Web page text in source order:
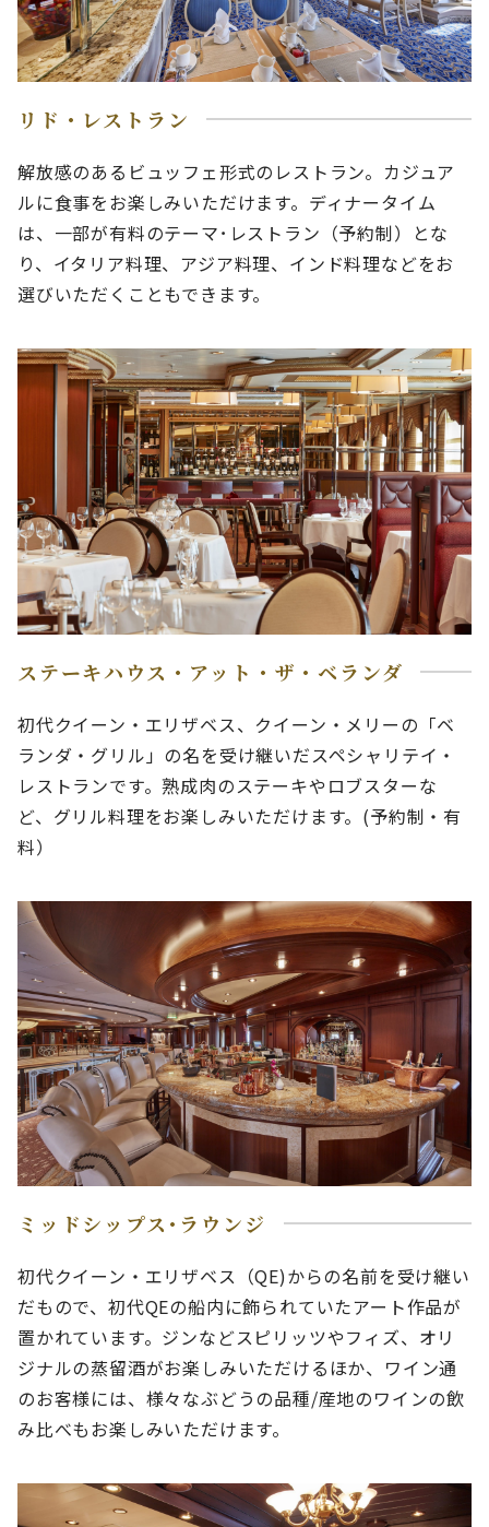
リド・レストラン
解放感のあるビュッフェ形式のレストラン。カジュア
ルに食事をお楽しみいただけます。ディナータイム
は、一部が有料のテーマ･レストラン（予約制）とな
り、イタリア料理、アジア料理、インド料理などをお
選びいただくこともできます。
ステーキハウス・アット・ザ・ベランダ
初代クイーン・エリザベス、クイーン・メリーの「ベ
ランダ・グリル」の名を受け継いだスペシャリテイ・
レストランです。熟成肉のステーキやロブスターな
ど、グリル料理をお楽しみいただけます。(予約制・有
料）
ミッドシップス･ラウンジ
初代クイーン・エリザベス（QE)からの名前を受け継い
だもので、初代QEの船内に飾られていたアート作品が
置かれています。ジンなどスピリッツやフィズ、オリ
ジナルの蒸留酒がお楽しみいただけるほか、ワイン通
のお客様には、様々なぶどうの品種/産地のワインの飲
み比べもお楽しみいただけます。